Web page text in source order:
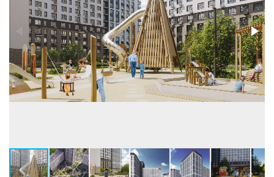
компания «Люди»)
Телефон консультанта